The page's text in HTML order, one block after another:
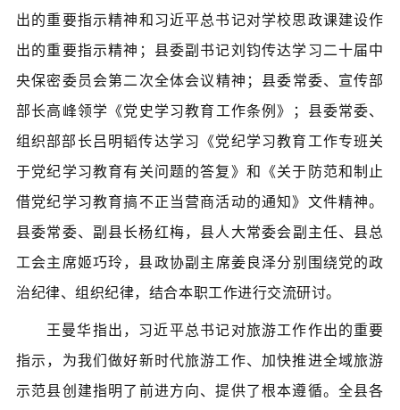
出的重要指示精神和习近平总书记对学校思政课建设作
出的重要指示精神； 县委副书记刘钧传达学习二十届中
央保密委员会第二次全体会议精神； 县委常委、宣传部
部长高峰领学《党史学习教育工作条例》； 县委常委、
组织部部长吕明韬传达学习《党纪学习教育工作专班关
于党纪学习教育有关问题的答复》和《关于防范和制止
借党纪学习教育搞不正当营商活动的通知》文件精神。
县委常委、副县长杨红梅， 县人大常委会副主任、县总
工会主席姬巧玲， 县政协副主席姜良泽分别围绕党的政
治纪律、组织纪律，结合本职工作进行交流研讨。
王曼华指出，习近平总书记对旅游工作作出的重要
指示，为我们做好新时代旅游工作、加快推进全域旅游
示范县创建指明了前进方向、提供了根本遵循。全县各